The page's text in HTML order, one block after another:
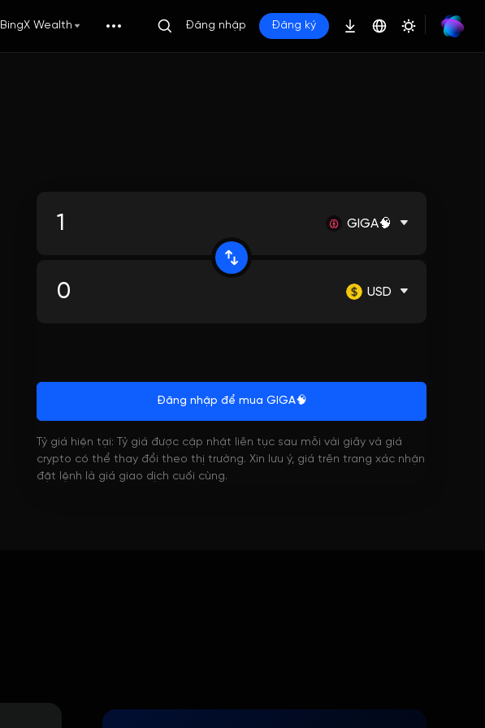
BingX Wealth Đăng nhập Đăng ký
GIGA🧠
USD
Đăng nhập để mua GIGA🧠
Tỷ giá hiện tại: Tỷ giá được cập nhật liên tục sau mỗi vài giây và giá
crypto có thể thay đổi theo thị trường. Xin lưu ý, giá trên trang xác nhận
đặt lệnh là giá giao dịch cuối cùng.